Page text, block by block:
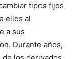
tipos fijos
ellos al
a sus
Durante años,